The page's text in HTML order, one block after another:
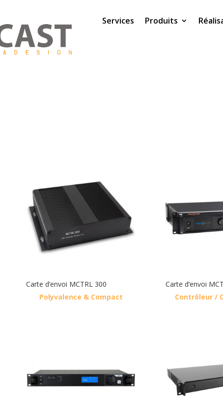
Services Produits
Carte d’envoi MCTRL 300
Polyvalence & Compact
Carte d’envoi
Contrôleur /